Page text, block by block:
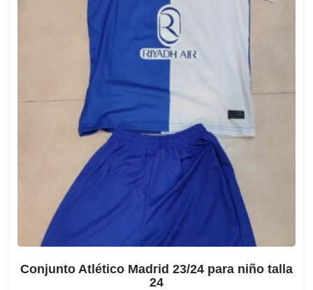
Conjunto Atlético Madrid 23/24 para niño talla
24